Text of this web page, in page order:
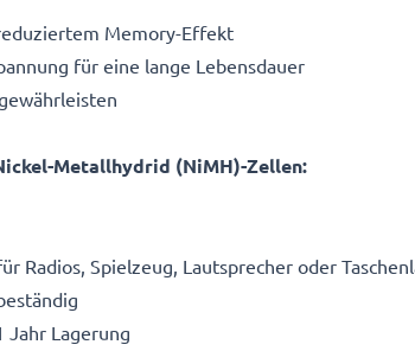
Memory-Effekt
für eine lange Lebensdauer
Metallhydrid (NiMH)-Zellen:
Radios, Spielzeug, Lautsprecher oder
Jahr Lagerung